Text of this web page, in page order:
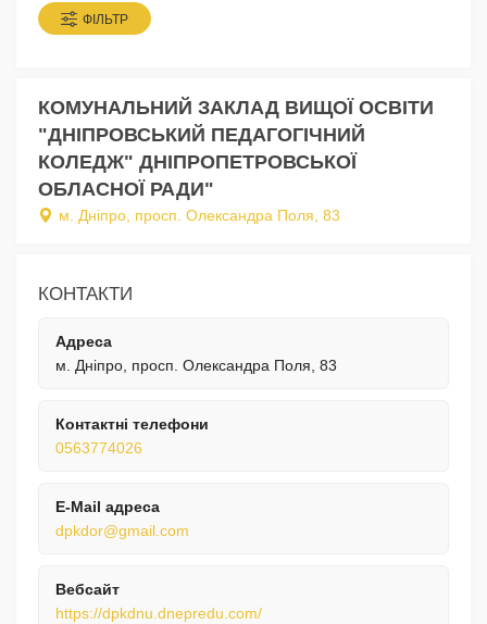
ФІЛЬТР
КОМУНАЛЬНИЙ ЗАКЛАД ВИЩОЇ ОСВІТИ
"ДНІПРОВСЬКИЙ ПЕДАГОГІЧНИЙ
КОЛЕДЖ" ДНІПРОПЕТРОВСЬКОЇ
ОБЛАСНОЇ РАДИ"
м. Дніпро, просп. Олександра Поля, 83
КОНТАКТИ
Адреса
м. Дніпро, просп. Олександра Поля, 83
Контактні телефони
0563774026
E-Mail адреса
dpkdor@gmail.com
Вебсайт
https://dpkdnu.dnepredu.com/